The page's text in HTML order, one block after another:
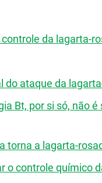
da lagarta-
do ataque da
Bt, por si só, não
torna a lagarta-
o controle químico